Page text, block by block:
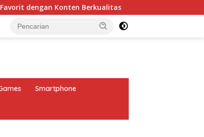
Berkualitas Jeanne d’Arc: RPG Taktis
Smartphone